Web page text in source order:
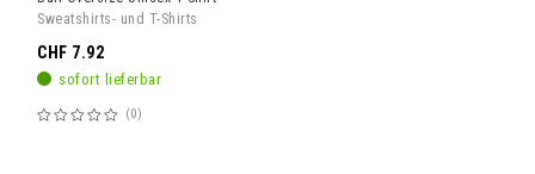
Sweatshirts- und T-Shirts
sofort lieferbar
Bewertung:
0
CHF 7.92